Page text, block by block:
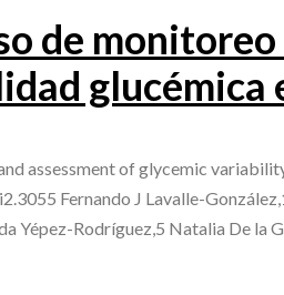
de
glucémica
assessment of glycemic
Fernando J Lavalle-
Yépez-Rodríguez,5 Natalia De la